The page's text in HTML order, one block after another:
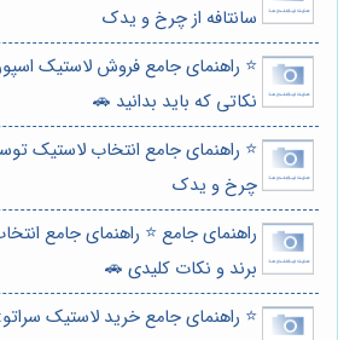
سانتافه از چرخ و یدک
⭐️ راهنمای جامع فروش لاستیک
نکاتی که باید بدانید 🚗
⭐️ راهنمای جامع انتخاب لاستیک
چرخ و یدک
راهنمای جامع ⭐️ راهنمای جامع
برند و نکات کلیدی 🚗
⭐️ راهنمای جامع خرید لاستیک